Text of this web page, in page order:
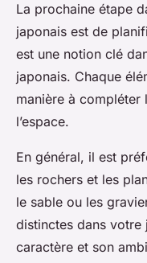
La prochaine étape
japonais est de
est une notion clé
japonais. Chaque
manière à compléter
l’espace.
En général, il est
les rochers et les
le sable ou les
distinctes dans
caractère et son